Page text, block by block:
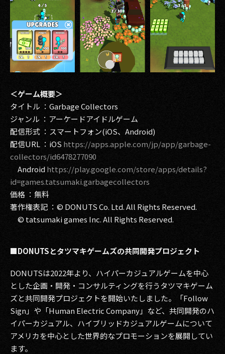
2014
2013
2012
2011
2009
＜ゲーム概要＞
タイトル ：Garbage Collectors
ジャンル ：アーケードアイドルゲーム
配信形式 ：スマートフォン(iOS、Android)
配信URL ：iOS https://apps.apple.com/jp/app/garbage-
collectors/id6478277090
Androidhttps://play.google.com/store/apps/details?
id=games.tatsumaki.garbagecollectors
価格 ：無料
著作権表記 ：© DONUTS Co. Ltd. All Rights Reserved.
© tatsumaki games Inc. All Rights Reserved.
■DONUTSとタツマキゲームズの共同開発プロジェクト
DONUTSは2022年より、ハイパーカジュアルゲームを中心
とした企画・開発・コンサルティングを行うタツマキゲーム
ズと共同開発プロジェクトを開始いたしました。「Follow
Sign」や「Human Electric Company」など、共同開発のハ
イパーカジュアル、ハイブリッドカジュアルゲームについて
アメリカを中心とした世界的なプロモーションを展開してい
ます。